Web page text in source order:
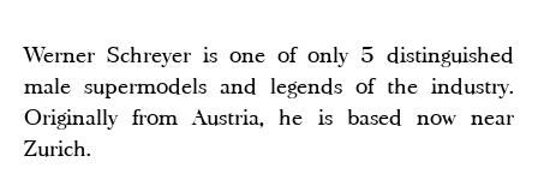
Werner Schreyer is one of only 5 distinguished
male supermodels and legends of the industry.
Originally from Austria, he is based now near
Zurich.